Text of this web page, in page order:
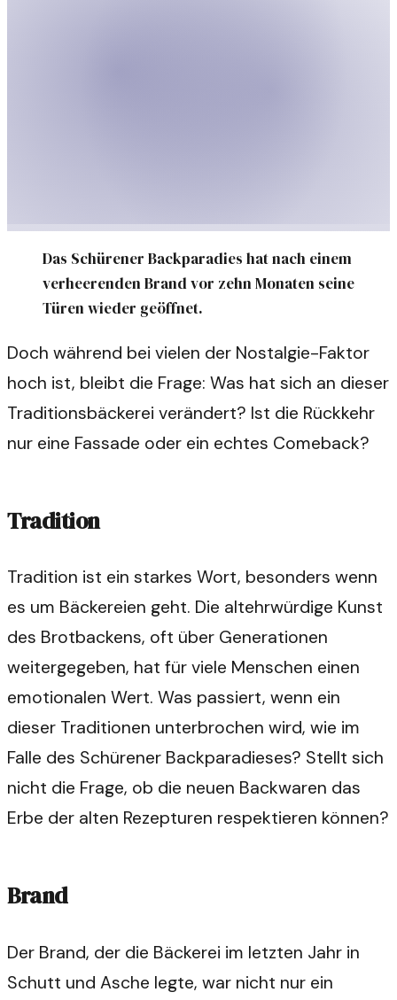
Das Schürener Backparadies hat nach einem
verheerenden Brand vor zehn Monaten seine
Türen wieder geöffnet.
Doch während bei vielen der Nostalgie-Faktor
hoch ist, bleibt die Frage: Was hat sich an dieser
Traditionsbäckerei verändert? Ist die Rückkehr
nur eine Fassade oder ein echtes Comeback?
Tradition
Tradition ist ein starkes Wort, besonders wenn
es um Bäckereien geht. Die altehrwürdige Kunst
des Brotbackens, oft über Generationen
weitergegeben, hat für viele Menschen einen
emotionalen Wert. Was passiert, wenn ein
dieser Traditionen unterbrochen wird, wie im
Falle des Schürener Backparadieses? Stellt sich
nicht die Frage, ob die neuen Backwaren das
Erbe der alten Rezepturen respektieren können?
Brand
Der Brand, der die Bäckerei im letzten Jahr in
Schutt und Asche legte, war nicht nur ein